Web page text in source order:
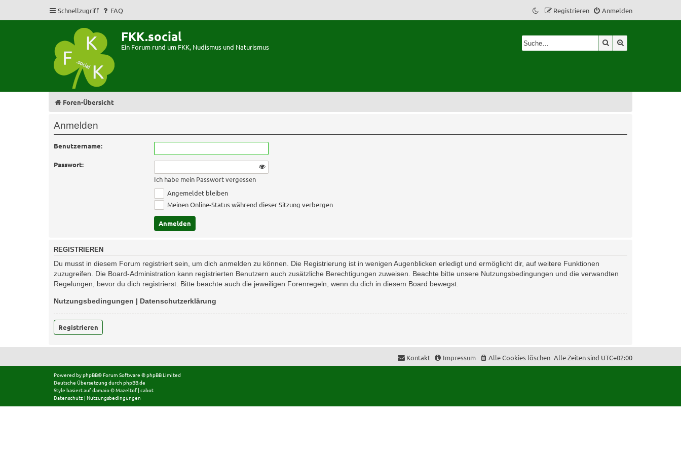
Schnellzugriff FAQ Anmelden
Registrieren
FKK.social
Ein Forum rund um FKK, Nudismus und Naturismus
Suche
Foren-Übersicht
Anmelden
Benutzername:
Passwort:
Ich habe mein Passwort vergessen
Angemeldet bleiben
Meinen Online-Status während dieser Sitzung verbergen
REGISTRIEREN
Du musst in diesem Forum registriert sein, um dich anmelden zu können. Die Registrierung ist in wenigen Augenblicken erledigt und ermöglicht dir, auf weitere Funktionen
zuzugreifen. Die Board-Administration kann registrierten Benutzern auch zusätzliche Berechtigungen zuweisen. Beachte bitte unsere Nutzungsbedingungen und die verwandten
Regelungen, bevor du dich registrierst. Bitte beachte auch die jeweiligen Forenregeln, wenn du dich in diesem Board bewegst.
Nutzungsbedingungen | Datenschutzerklärung
Registrieren
Alle Zeiten sind UTC+02:00
Alle Cookies löschen
Impressum
Kontakt
Powered byphpBB® Forum Software © phpBB Limited
Deutsche Übersetzung durch phpBB.de
Style basiert aufdamaïo ©Mazeltof | cabot
Datenschutz | Nutzungsbedingungen